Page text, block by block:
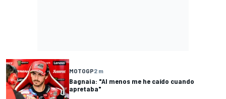
MOTOGP2 m
Bagnaia: "Al menos me he caído cuando
apretaba"